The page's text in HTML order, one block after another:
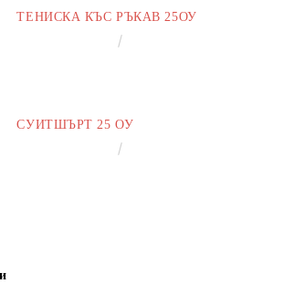
ТЕНИСКА КЪС РЪКАВ 25ОУ
СУИТШЪРТ 25 ОУ